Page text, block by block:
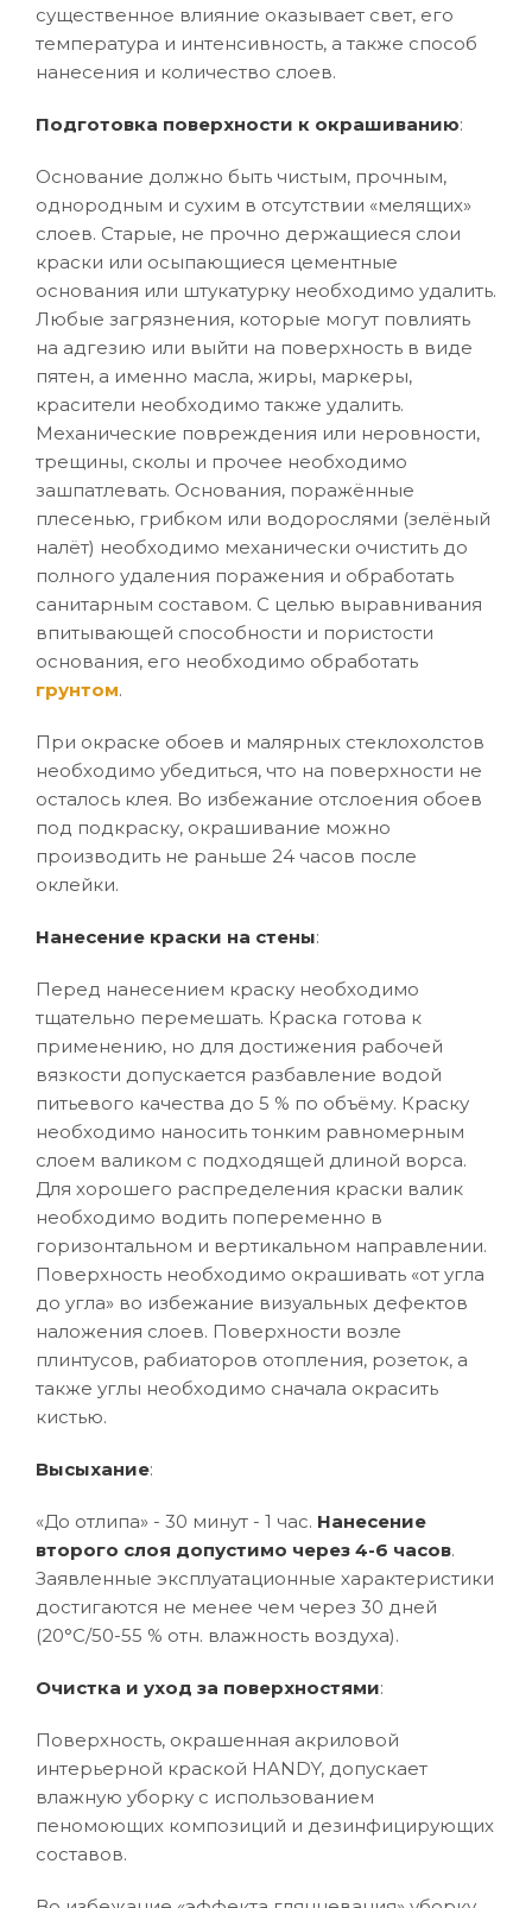
существенное влияние оказывает свет, его
температура и интенсивность, а также способ
нанесения и количество слоев.
Подготовка поверхности к окрашиванию:
Основание должно быть чистым, прочным,
однородным и сухим в отсутствии «мелящих»
слоев. Старые, не прочно держащиеся слои
краски или осыпающиеся цементные
основания или штукатурку необходимо удалить.
Любые загрязнения, которые могут повлиять
на адгезию или выйти на поверхность в виде
пятен, а именно масла, жиры, маркеры,
красители необходимо также удалить.
Механические повреждения или неровности,
трещины, сколы и прочее необходимо
зашпатлевать. Основания, поражённые
плесенью, грибком или водорослями (зелёный
налёт) необходимо механически очистить до
полного удаления поражения и обработать
санитарным составом. С целью выравнивания
впитывающей способности и пористости
основания, его необходимо обработать
грунтом.
При окраске обоев и малярных стеклохолстов
необходимо убедиться, что на поверхности не
осталось клея. Во избежание отслоения обоев
под подкраску, окрашивание можно
производить не раньше 24 часов после
оклейки.
Нанесение краски на стены:
Перед нанесением краску необходимо
тщательно перемешать. Краска готова к
применению, но для достижения рабочей
вязкости допускается разбавление водой
питьевого качества до 5 % по объёму. Краску
необходимо наносить тонким равномерным
слоем валиком с подходящей длиной ворса.
Для хорошего распределения краски валик
необходимо водить попеременно в
горизонтальном и вертикальном направлении.
Поверхность необходимо окрашивать «от угла
до угла» во избежание визуальных дефектов
наложения слоев. Поверхности возле
плинтусов, рабиаторов отопления, розеток, а
также углы необходимо сначала окрасить
кистью.
Высыхание:
«До отлипа» - 30 минут - 1 час. Нанесение
второго слоя допустимо через 4-6 часов.
Заявленные эксплуатационные характеристики
достигаются не менее чем через 30 дней
(20°C/50-55 % отн. влажность воздуха).
Очистка и уход за поверхностями:
Поверхность, окрашенная акриловой
интерьерной краской HANDY, допускает
влажную уборку с использованием
пеномоющих композиций и дезинфицирующих
составов.